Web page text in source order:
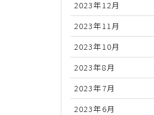
2023年12月
2023年11月
2023年10月
2023年8月
2023年7月
2023年6月